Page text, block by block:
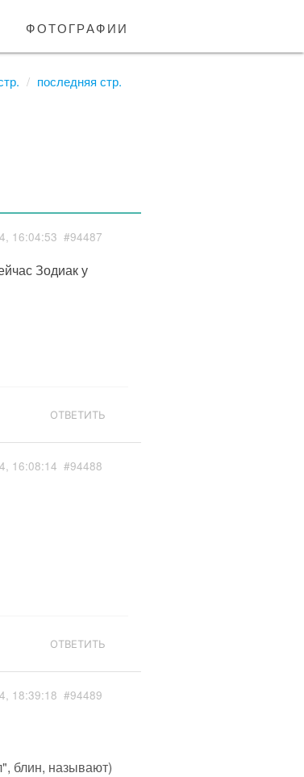
фотографии
последняя стр.
16:04:53 #94487
Зодиак у
ОТВЕТИТЬ
16:08:14 #94488
ОТВЕТИТЬ
18:39:18 #94489
блин, называют)